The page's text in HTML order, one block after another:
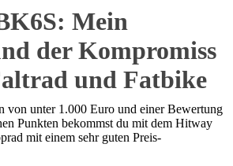
Mein
der Kompromiss
und Fatbike
von unter 1.000 Euro und einer Bewertung
Punkten bekommst du mit dem Hitway
mit einem sehr guten Preis-